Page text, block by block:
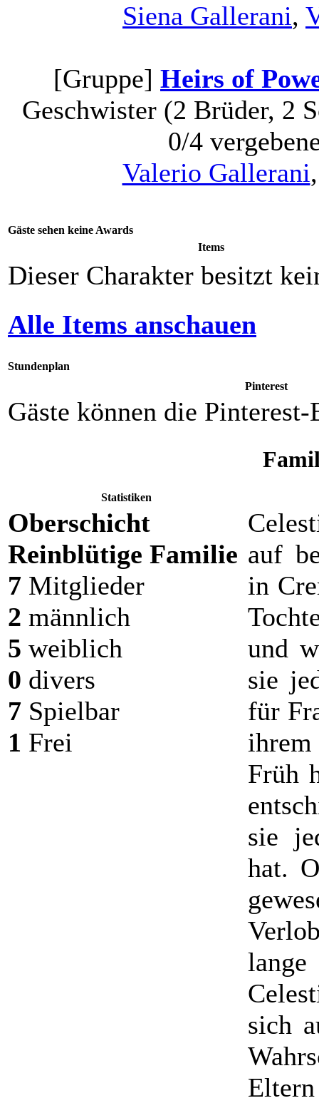
Siena Gallerani,
[Gruppe] Heirs of
Geschwister (2 Brüder, 2
0/4
Valerio Gallerani
Gäste sehen keine Awards
Items
Dieser Charakter besitzt
Alle Items anschauen
Stundenplan
Pinterest
Gäste können die
Statistiken
Oberschicht
Reinblütige Familie
7 Mitglieder
2 männlich
5 weiblich
0 divers
7 Spielbar
1 Frei
auf
in
und
sie
für
Früh
sie
hat.
sich